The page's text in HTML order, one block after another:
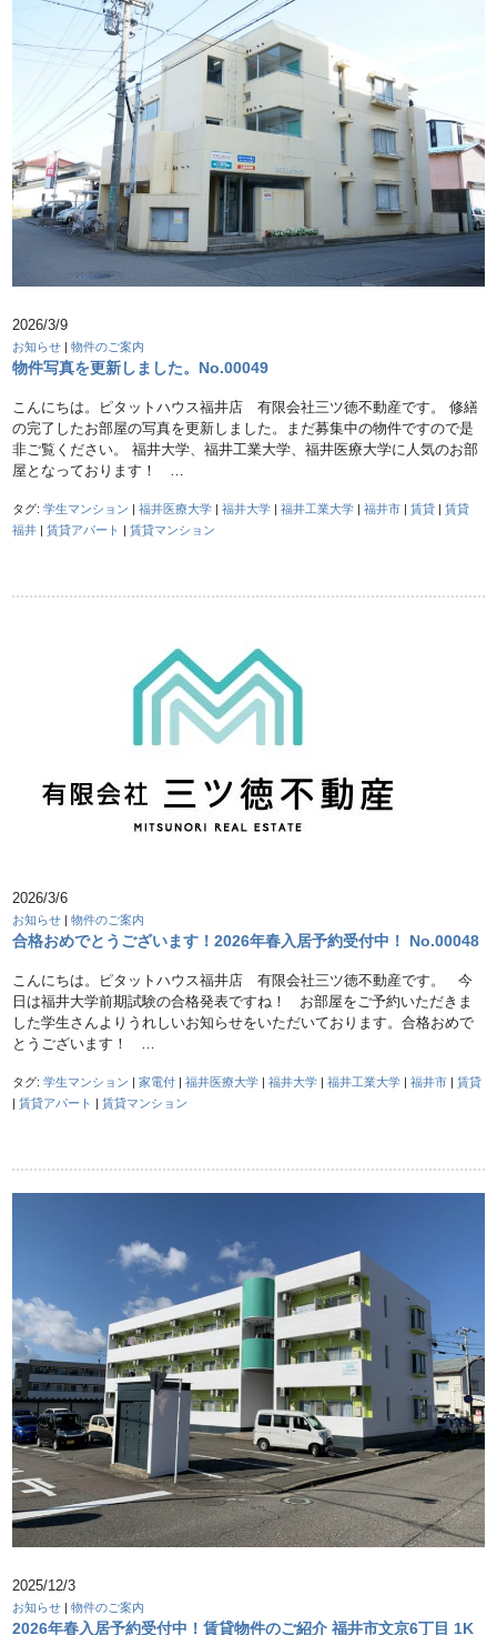
2026/3/9
お知らせ |物件のご案内
物件写真を更新しました。No.00049
こんにちは。ピタットハウス福井店 有限会社三ツ徳不動産です。 修繕
の完了したお部屋の写真を更新しました。まだ募集中の物件ですので是
非ご覧ください。 福井大学、福井工業大学、福井医療大学に人気のお部
屋となっております！ …
タグ:学生マンション |福井医療大学 |福井大学 |福井工業大学 |福井市 |賃貸 |賃貸
福井 |賃貸アパート |賃貸マンション
2026/3/6
お知らせ |物件のご案内
合格おめでとうございます！2026年春入居予約受付中！ No.00048
こんにちは。ピタットハウス福井店 有限会社三ツ徳不動産です。 今
日は福井大学前期試験の合格発表ですね！ お部屋をご予約いただきま
した学生さんよりうれしいお知らせをいただいております。合格おめで
とうございます！ …
タグ:学生マンション |家電付 |福井医療大学 |福井大学 |福井工業大学 |福井市 |賃貸
|賃貸アパート |賃貸マンション
2025/12/3
お知らせ |物件のご案内
2026年春入居予約受付中！賃貸物件のご紹介 福井市文京6丁目 1K